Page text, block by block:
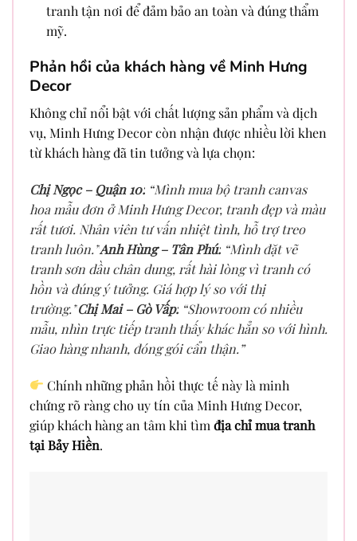
tranh tận nơi để đảm bảo an toàn và đúng thẩm
mỹ.
Phản hồi của khách hàng về Minh Hưng
Decor
Không chỉ nổi bật với chất lượng sản phẩm và dịch
vụ, Minh Hưng Decor còn nhận được nhiều lời khen
từ khách hàng đã tin tưởng và lựa chọn:
Chị Ngọc – Quận 10: “Mình mua bộ tranh canvas
hoa mẫu đơn ở Minh Hưng Decor, tranh đẹp và màu
rất tươi. Nhân viên tư vấn nhiệt tình, hỗ trợ treo
tranh luôn.”Anh Hùng – Tân Phú: “Mình đặt vẽ
tranh sơn dầu chân dung, rất hài lòng vì tranh có
hồn và đúng ý tưởng. Giá hợp lý so với thị
trường.”Chị Mai – Gò Vấp: “Showroom có nhiều
mẫu, nhìn trực tiếp tranh thấy khác hẳn so với hình.
Giao hàng nhanh, đóng gói cẩn thận.”
Chính những phản hồi thực tế này là minh
chứng rõ ràng cho uy tín của Minh Hưng Decor,
giúp khách hàng an tâm khi tìm địa chỉ mua tranh
tại Bảy Hiền.